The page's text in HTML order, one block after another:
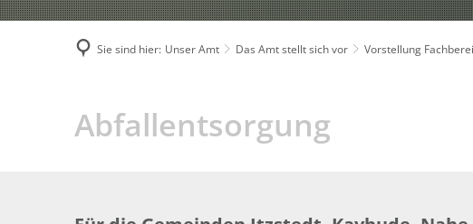
Sie sind hier: Unser Amt Das Amt stellt sich vor Vorstellung
Abfallentsorgung
Abfallentsorgung